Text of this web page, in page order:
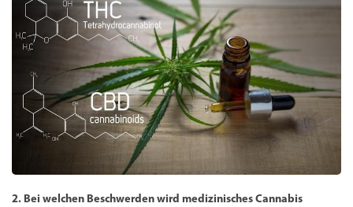
2. Bei welchen Beschwerden wird medizinisches Cannabis